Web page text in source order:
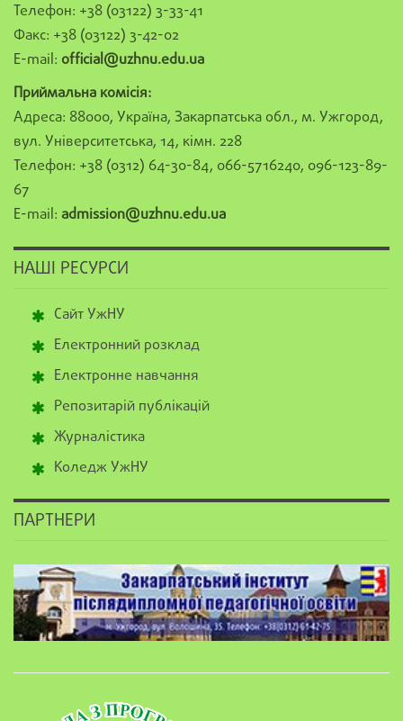
Телефон: +38 (03122) 3-33-41
Факс: +38 (03122) 3-42-02
E-mail: official@uzhnu.edu.ua
Приймальна комісія:
Адреса: 88000, Україна, Закарпатська обл., м. Ужгород,
вул. Університетська, 14, кімн. 228
Телефон: +38 (0312) 64-30-84, 066-5716240, 096-123-89-
67
E-mail: admission@uzhnu.edu.ua
НАШІ РЕСУРСИ
Сайт УжНУ
Електронний розклад
Електронне навчання
Репозитарій публікацій
Журналістика
Коледж УжНУ
ПАРТНЕРИ